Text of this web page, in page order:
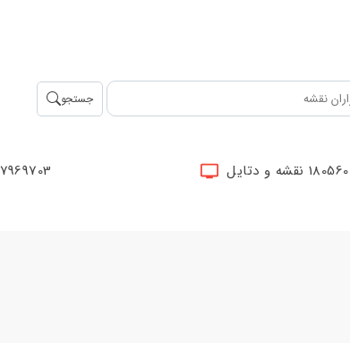
جستجو
180560 نقشه و دتایل 7969703 دانلود فایل